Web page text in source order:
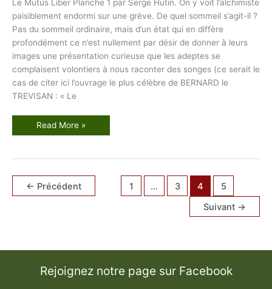
Le Mutus Liber Planche 1 par Serge Hutin. On y voit l’alchimiste
paisiblement endormi sur une grève. De quel sommeil s’agit-il ?
Pas du sommeil ordinaire, mais d’un état qui en diffère
profondément ce n’est nullement par désir de donner à leurs
images une présentation curieuse que les adeptes se
complaisent volontiers à nous raconter des songes (ce serait le
cas de citer ici l’ouvrage le plus célèbre de BERNARD le
TREVISAN : « Le
L
b
c
Read More »
← Précédent 1 … 3 4
5
Suivant →
Rejoignez notre page sur Facebook